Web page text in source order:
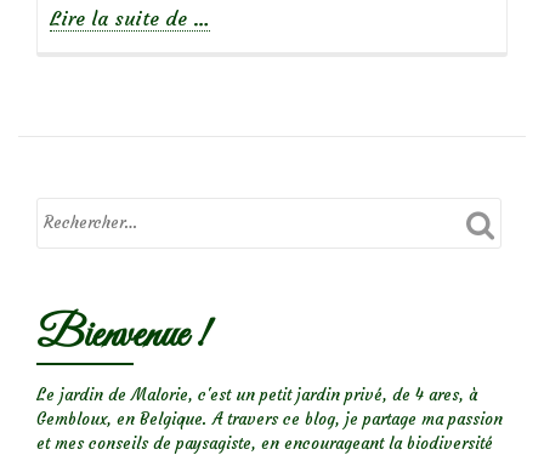
Lire la suite de
:
mignonne
azur
…
Bienvenue !
Le jardin de Malorie, c'est un petit jardin privé, de 4 ares, à
Gembloux, en Belgique. A travers ce blog, je partage ma passion
et mes conseils de paysagiste, en encourageant la biodiversité